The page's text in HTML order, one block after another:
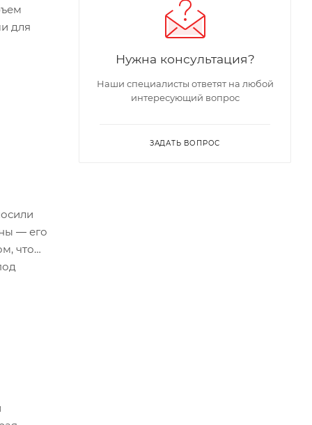
для
― его
что
Нужна консультация?
Наши специалисты ответят на любой
интересующий вопрос
ЗАДАТЬ ВОПРОС